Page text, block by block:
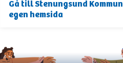
Gå tillStenungsund Kommun
egen hemsida